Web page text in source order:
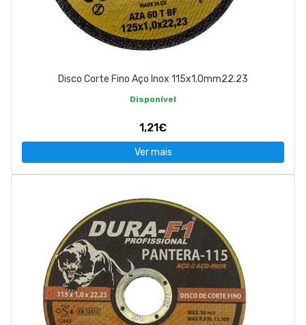
Disco Corte Fino Aço Inox 115x1.0mm22.23
Disponível
1,21€
Ver mais